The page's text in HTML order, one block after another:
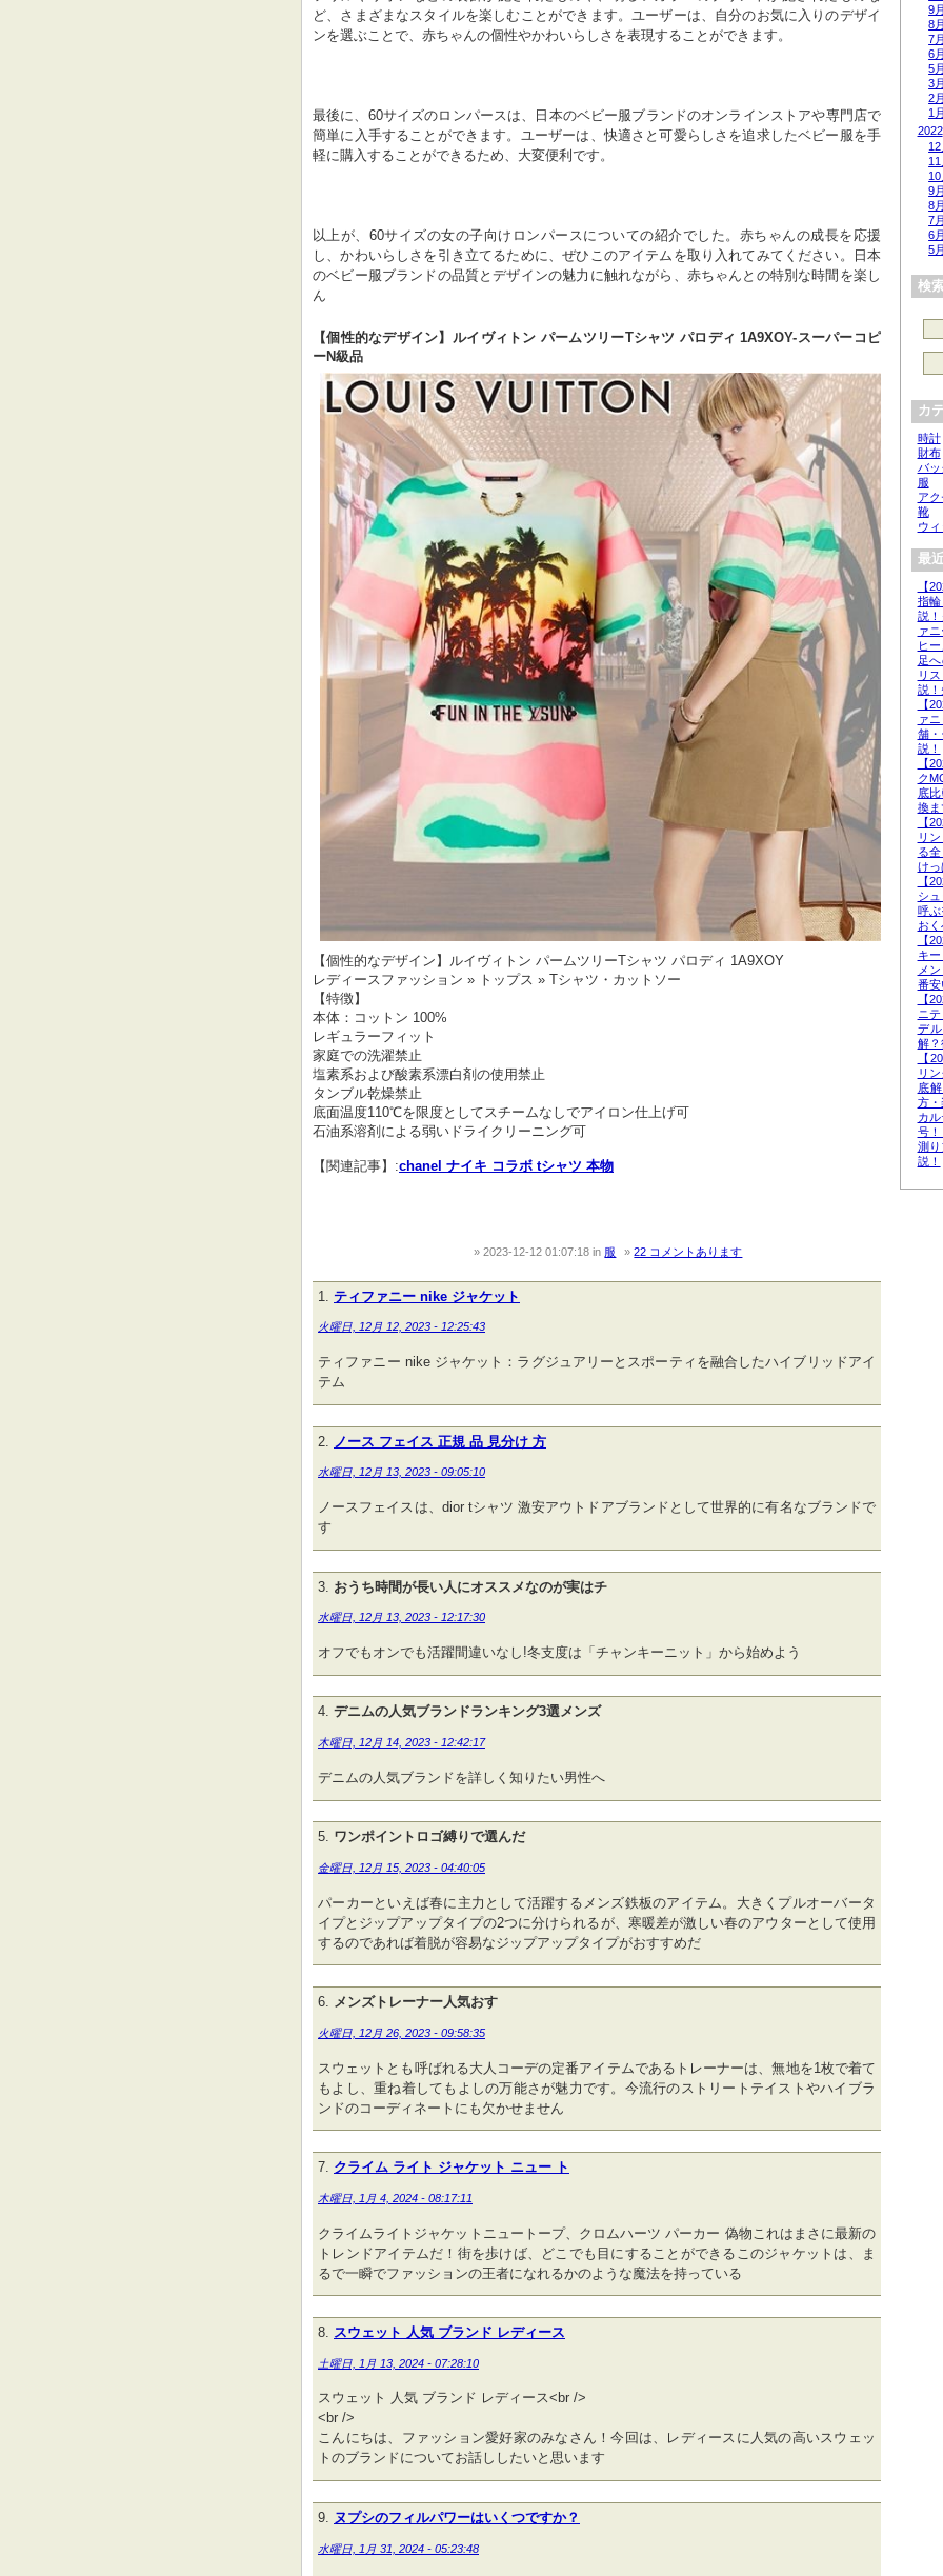
ど、さまざまなスタイルを楽しむことができます。ユーザーは、自分のお気に入りのデザイ
ンを選ぶことで、赤ちゃんの個性やかわいらしさを表現することができます。
最後に、60サイズのロンパースは、日本のベビー服ブランドのオンラインストアや専門店で
簡単に入手することができます。ユーザーは、快適さと可愛らしさを追求したベビー服を手
軽に購入することができるため、大変便利です。
以上が、60サイズの女の子向けロンパースについての紹介でした。赤ちゃんの成長を応援
し、かわいらしさを引き立てるために、ぜひこのアイテムを取り入れてみてください。日本
のベビー服ブランドの品質とデザインの魅力に触れながら、赤ちゃんとの特別な時間を楽し
ん
【個性的なデザイン】​ルイヴィトン パームツリーTシャツ パロディ 1A9XOY-スーパーコピ
ーN級品
【個性的なデザイン】ルイヴィトン パームツリーTシャツ パロディ 1A9XOY
レディースファッション » トップス » Tシャツ・カットソー
【特徴】
本体：コットン 100%
レギュラーフィット
家庭での洗濯禁止
塩素系および酸素系漂白剤の使用禁止
タンブル乾燥禁止
底面温度110℃を限度としてスチームなしでアイロン仕上げ可
石油系溶剤による弱いドライクリーニング可
【関連記事】:chanel ナイキ コラボ tシャツ 本物
2023-12-12 01:07:18in 服 22 コメントあります
ティファニー nike ジャケット
火曜日, 12月 12, 2023 - 12:25:43
ティファニー nike ジャケット：ラグジュアリーとスポーティを融合したハイブリッドアイ
テム
ノース フェイス 正規 品 見分け 方
水曜日, 12月 13, 2023 - 09:05:10
ノースフェイスは、dior tシャツ 激安アウトドアブランドとして世界的に有名なブランドで
す
おうち時間が長い人にオススメなのが実はチ
水曜日, 12月 13, 2023 - 12:17:30
オフでもオンでも活躍間違いなし!冬支度は「チャンキーニット」から始めよう
デニムの人気ブランドランキング3選メンズ
木曜日, 12月 14, 2023 - 12:42:17
デニムの人気ブランドを詳しく知りたい男性へ
ワンポイントロゴ縛りで選んだ
金曜日, 12月 15, 2023 - 04:40:05
パーカーといえば春に主力として活躍するメンズ鉄板のアイテム。大きくプルオーバータ
イプとジップアップタイプの2つに分けられるが、寒暖差が激しい春のアウターとして使用
するのであれば着脱が容易なジップアップタイプがおすすめだ
メンズトレーナー人気おす
火曜日, 12月 26, 2023 - 09:58:35
スウェットとも呼ばれる大人コーデの定番アイテムであるトレーナーは、無地を1枚で着て
もよし、重ね着してもよしの万能さが魅力です。今流行のストリートテイストやハイブラ
ンドのコーディネートにも欠かせません
クライム ライト ジャケット ニュー ト
木曜日, 1月 4, 2024 - 08:17:11
クライムライトジャケットニュートープ、クロムハーツ パーカー 偽物これはまさに最新の
トレンドアイテムだ！街を歩けば、どこでも目にすることができるこのジャケットは、ま
るで一瞬でファッションの王者になれるかのような魔法を持っている
スウェット 人気 ブランド レディース
土曜日, 1月 13, 2024 - 07:28:10
スウェット 人気 ブランド レディース<br />
<br />
こんにちは、ファッション愛好家のみなさん！今回は、レディースに人気の高いスウェッ
トのブランドについてお話ししたいと思います
ヌプシのフィルパワーはいくつですか？
水曜日, 1月 31, 2024 - 05:23:48
9月
8月
7月
6月
5月
3月
2月
1月
2022
12
11
10
9月
8月
7月
6月
5月
検
カ
時計
財布
バッ
服
ア
靴
ウ
最
【
指
説
ァ
ヒ
足
リ
説！
【
ァ
舗
説！
【
ク
底
換ま
【
リ
る
けっ
【
シ
呼
お
【
キ
メ
番安
【
ニ
デ
解？
【
リ
底
方・
カ
号
測
説！